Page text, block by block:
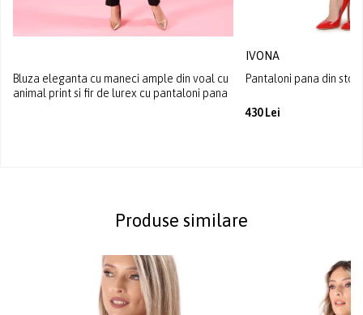
Bluza eleganta cu maneci ample din voal cu
animal print si fir de lurex cu pantaloni pana
IVONA
Pantaloni pana din
430 Lei
Produse similare